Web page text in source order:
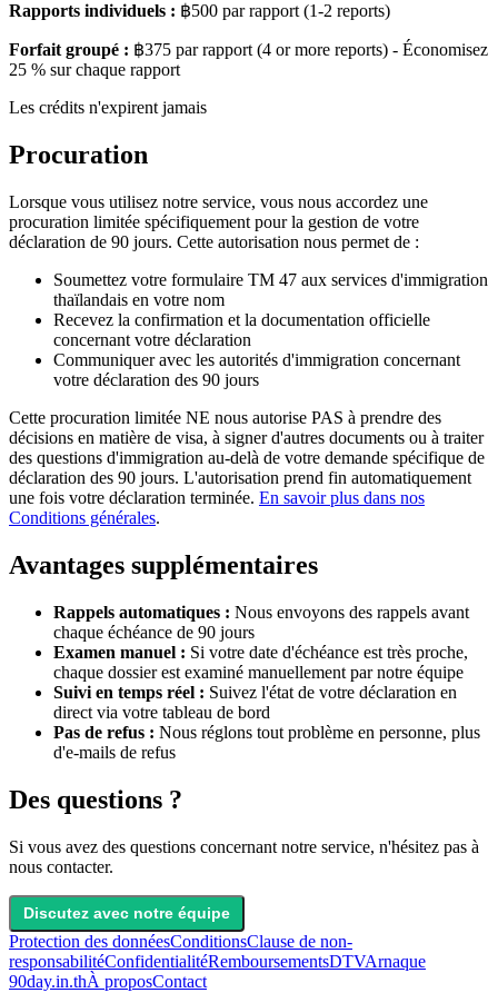
Rapports individuels : ฿500 par rapport(1-2 reports)
Forfait groupé : ฿375 par rapport(4 or more reports) - Économisez
25 % sur chaque rapport
Les crédits n'expirent jamais
Procuration
Lorsque vous utilisez notre service, vous nous accordez une
procuration limitée spécifiquement pour la gestion de votre
déclaration de 90 jours. Cette autorisation nous permet de :
Soumettez votre formulaire TM 47 aux services d'immigration
thaïlandais en votre nom
Recevez la confirmation et la documentation officielle
concernant votre déclaration
Communiquer avec les autorités d'immigration concernant
votre déclaration des 90 jours
Cette procuration limitée NE nous autorise PAS à prendre des
décisions en matière de visa, à signer d'autres documents ou à traiter
des questions d'immigration au-delà de votre demande spécifique de
déclaration des 90 jours. L'autorisation prend fin automatiquement
une fois votre déclaration terminée. En savoir plus dans nos
Conditions générales.
Avantages supplémentaires
Rappels automatiques : Nous envoyons des rappels avant
chaque échéance de 90 jours
Examen manuel : Si votre date d'échéance est très proche,
chaque dossier est examiné manuellement par notre équipe
Suivi en temps réel : Suivez l'état de votre déclaration en
direct via votre tableau de bord
Pas de refus : Nous réglons tout problème en personne, plus
d'e-mails de refus
Des questions ?
Si vous avez des questions concernant notre service, n'hésitez pas à
nous contacter.
Discutez avec notre équipe
Protection des donnéesConditionsClause de non-
responsabilitéConfidentialitéRemboursementsDTVArnaque
90day.in.thÀ proposContact